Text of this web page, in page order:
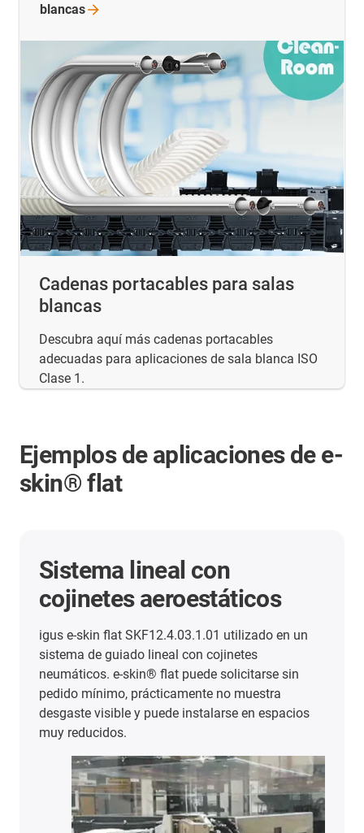
Cadenas portacables para salas
blancas
Descubra aquí más cadenas portacables
adecuadas para aplicaciones de sala blanca ISO
Clase 1.
blancas
Ejemplos de aplicaciones de e-
skin® flat
Más aplicaciones con
cadenas portacables
Aquí encontrará un resumen de otras
aplicaciones de éxito de nuestros clientes.